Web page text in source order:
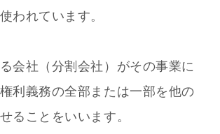
われています。
会社（分割会社）がその事業に
利義務の全部または一部を他の
ることをいいます。